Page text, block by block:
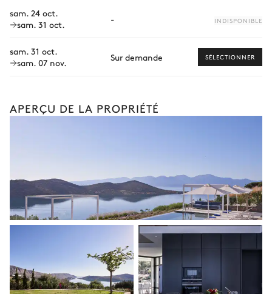
Les services proposés peuvent varier selon la saison, la
sam. 24 oct.
sam. 31 oct.
- INDISPONIBLE
sam. 31 oct.
sam. 07 nov.
Sur demande SÉLECTIONNER
APERÇU DE LA PROPRIÉTÉ